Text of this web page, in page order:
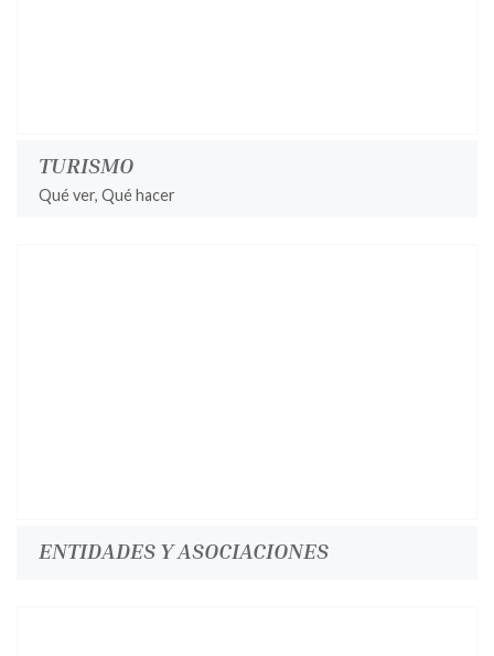
TURISMO
Qué ver, Qué hacer
ENTIDADES Y ASOCIACIONES